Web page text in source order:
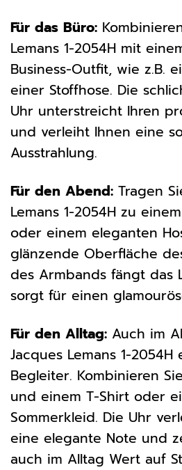
Für das Büro:
Lemans 1-2054H mit
Business-Outfit, wie z.B.
einer Stoffhose. Die
Uhr unterstreicht Ihren
und verleiht Ihnen eine
Ausstrahlung.
Für den Abend: Tragen
Lemans 1-2054H zu
oder einem eleganten
glänzende Oberfläche
des Armbands fängt das
sorgt für einen
Für den Alltag: Auch im
Jacques Lemans 1-2054H
Begleiter. Kombinieren
und einem T-Shirt oder
Sommerkleid. Die Uhr
eine elegante Note und
auch im Alltag Wert auf